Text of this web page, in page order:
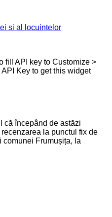
si al locuintelor
fill API key to Customize >
Key to get this widget
că începând de astăzi
la punctul fix de
comunei Frumușița, la